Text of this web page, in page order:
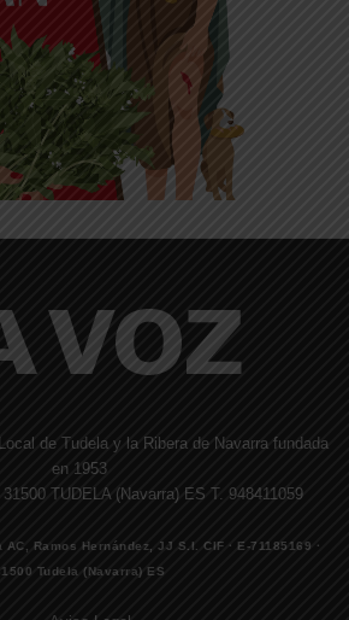
de Tudela y la Ribera de Navarra fundada
en 1953
TUDELA (Navarra) ES T. 948411059
Ramos Hernández, JJ S.I. CIF · E-71185169 ·
Tudela (Navarra) ES